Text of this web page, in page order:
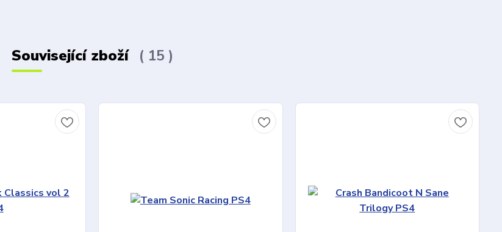
Související zboží 15